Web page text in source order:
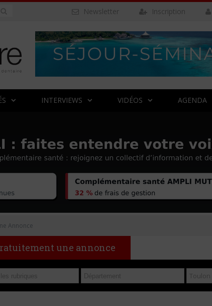
Inscription
Newsletter
INTERVIEWS VIDÉOS AGENDA
Annonce
une annonce